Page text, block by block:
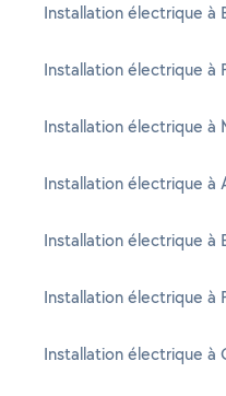
Installation électrique à
Installation électrique à
Installation électrique à
Installation électrique à
Installation électrique à
Installation électrique à
Installation électrique à